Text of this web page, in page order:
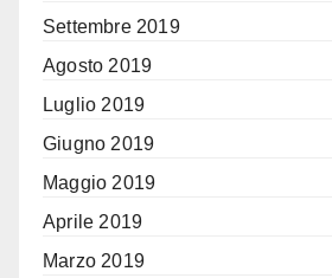
Settembre 2019
Agosto 2019
Luglio 2019
Giugno 2019
Maggio 2019
Aprile 2019
Marzo 2019